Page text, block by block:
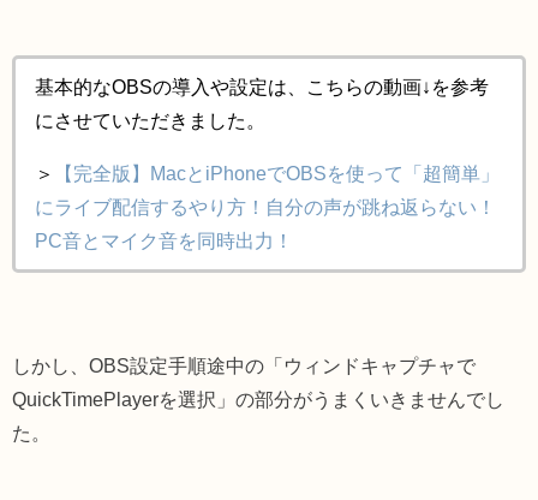
基本的なOBSの導入や設定は、こちらの動画↓を参考
にさせていただきました。
＞
【完全版】MacとiPhoneでOBSを使って「超簡単」
にライブ配信するやり方！自分の声が跳ね返らない！
PC音とマイク音を同時出力！
しかし、OBS設定手順途中の「ウィンドキャプチャで
QuickTimePlayerを選択」の部分がうまくいきませんでし
た。